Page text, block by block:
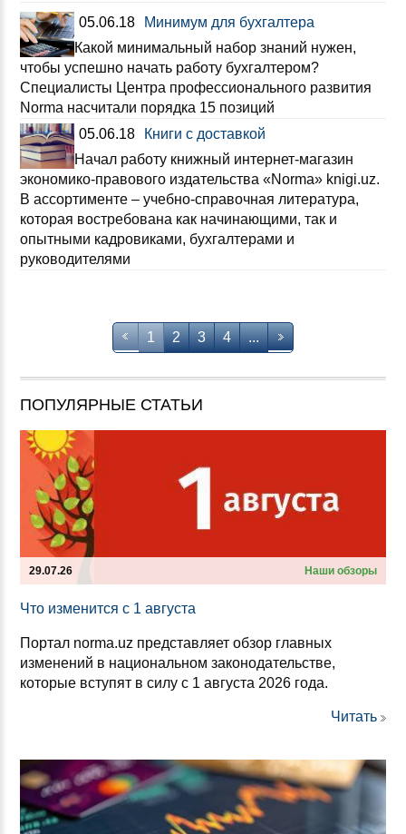
05.06.18
Минимум для бухгалтера
Какой минимальный набор знаний нужен,
чтобы успешно начать работу бухгалтером?
Специалисты Центра профессионального развития
Norma насчитали порядка 15 позиций
05.06.18
Книги с доставкой
Начал работу книжный интернет-магазин
экономико-правового издательства «Norma» knigi.uz.
В ассортименте – учебно-справочная литература,
которая востребована как начинающими, так и
опытными кадровиками, бухгалтерами и
руководителями
1 2 3 4 ...
ПОПУЛЯРНЫЕ СТАТЬИ
29.07.26 Наши обзоры
Что из­ме­нит­ся с 1 ав­гус­та
Портал norma.uz представляет обзор главных
изменений в национальном законодательстве,
которые вступят в силу с 1 августа 2026 года.
Читать